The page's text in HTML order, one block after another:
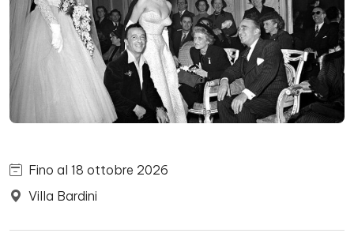
Fino al 18 ottobre 2026
Villa Bardini